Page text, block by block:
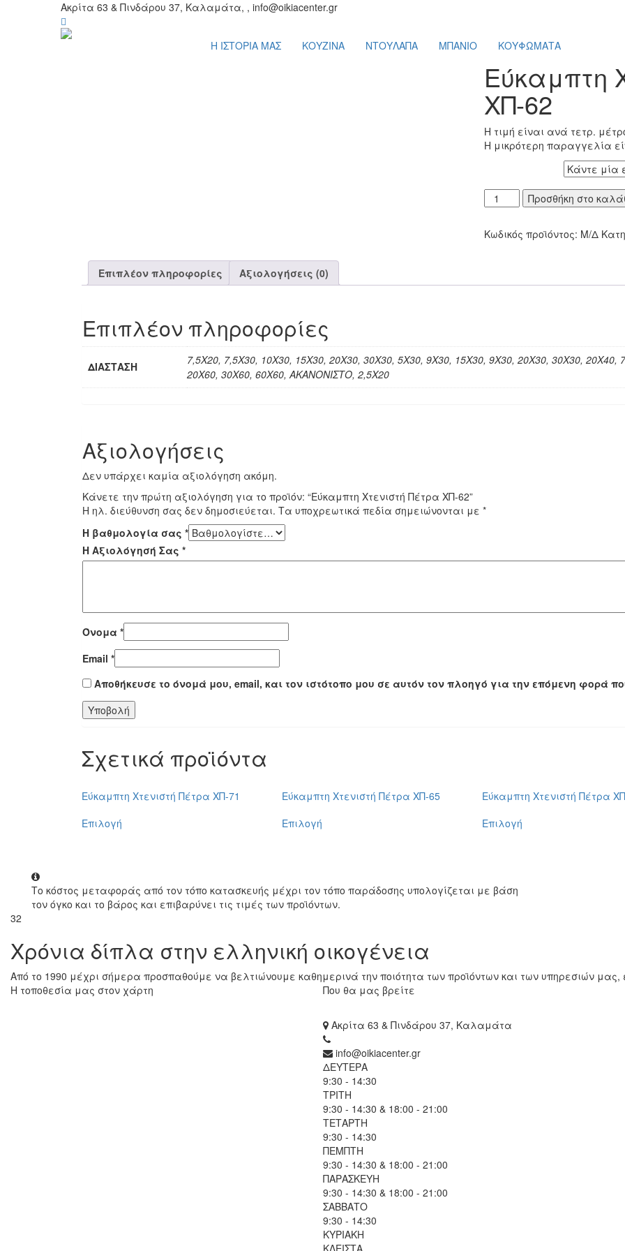
Ακρίτα 63 & Πινδάρου 37, Καλαμάτα, , info@oikiacenter.gr
Η ΙΣΤΟΡΙΑ ΜΑΣ ΚΟΥΖΙΝΑ ΝΤΟΥΛΑΠΑ ΜΠΑΝΙΟ ΚΟΥΦΩΜΑΤΑ
Εύκαμπτη
ΧΠ-62
Η τιμή είναι ανά τετρ.
Η μικρότερη παραγγελία
Εύκαμπτη
Χτενιστή
ΧΠ-62
Προσθήκη στο
Κωδικός προϊόντος: Μ/Δ
Επιπλέον πληροφορίες Αξιολογήσεις (0)
Επιπλέον πληροφορίες
ΔΙΑΣΤΑΣΗ
7,5Χ20, 7,5Χ30, 10Χ30, 15Χ30, 20Χ30, 30Χ30, 5Χ30, 9Χ30, 15Χ30, 9Χ30, 20Χ30, 30Χ30, 20Χ40,
20Χ60, 30Χ60, 60Χ60, ΑΚΑΝΟΝΙΣΤΟ, 2,5Χ20
Αξιολογήσεις
Δεν υπάρχει καμία αξιολόγηση ακόμη.
Κάνετε την πρώτη αξιολόγηση για το προϊόν: “Εύκαμπτη Χτενιστή Πέτρα ΧΠ-62”
Η ηλ. διεύθυνση σας δεν δημοσιεύεται. Τα υποχρεωτικά πεδία σημειώνονται με *
Η βαθμολογία σας *
Η Αξιολόγησή Σας *
Όνομα *
Email *
Αποθήκευσε το όνομά μου, email, και τον ιστότοπο μου σε αυτόν τον πλοηγό για την επόμενη φορά
Σχετικά προϊόντα
Εύκαμπτη Χτενιστή Πέτρα ΧΠ-71
Επιλογή
Εύκαμπτη Χτενιστή Πέτρα ΧΠ-65
Επιλογή
Εύκαμπτη Χτενιστή Πέτρα
Επιλογή
Το κόστος μεταφοράς από τον τόπο κατασκευής μέχρι τον τόπο παράδοσης υπολογίζεται με βάση
τον όγκο και το βάρος και επιβαρύνει τις τιμές των προϊόντων.
32
Χρόνια δίπλα στην ελληνική οικογένεια
Από το 1990 μέχρι σήμερα προσπαθούμε να βελτιώνουμε καθημερινά την ποιότητα των προϊόντων και των υπηρεσιών μας,
Η τοποθεσία μας στον χάρτη
Που θα μας βρείτε
Ακρίτα 63 & Πινδάρου 37, Καλαμάτα
info@oikiacenter.gr
ΔΕΥΤΕΡΑ
9:30 - 14:30
ΤΡΙΤΗ
9:30 - 14:30 & 18:00 - 21:00
ΤΕΤΑΡΤΗ
9:30 - 14:30
ΠΕΜΠΤΗ
9:30 - 14:30 & 18:00 - 21:00
ΠΑΡΑΣΚΕΥΗ
9:30 - 14:30 & 18:00 - 21:00
ΣΑΒΒΑΤΟ
9:30 - 14:30
ΚΥΡΙΑΚΗ